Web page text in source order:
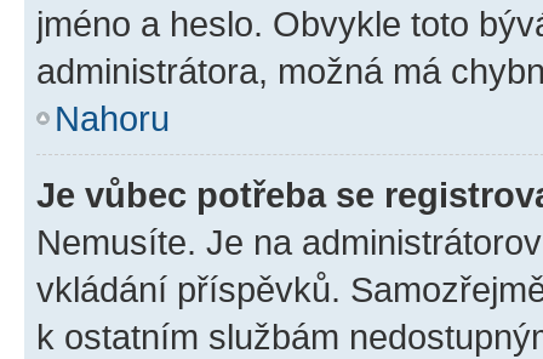
jméno a heslo. Obvykle toto
administrátora, možná má
Nahoru
Je vůbec potřeba se
Nemusíte. Je na
vkládání příspěvků.
k ostatním službám